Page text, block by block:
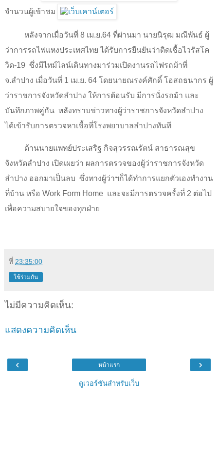
จำนวนผู้เข้าชม
หลังจากเมื่อวันที่ 8 เม.ย.64 ที่ผ่านมา นายนิรุฒ มณีพันธ์ ผู้
ว่าการรถไฟแหงประเทศไทย ได้รับการยืนยันว่าติดเชื้อไวรัสโค
วิด-19 ซึ่งมีไทม์ไลน์เดินทางมาร่วมเปิดงานรถไฟรถม้าที่
จ.ลำปาง เมื่อวันที่ 1 เม.ย. 64 โดยนายณรงค์ศักดิ์ โอสถธนากร ผู้
ว่าราชการจังหวัดลำปาง ให้การต้อนรับ มีการนั่งรถม้า และ
บันทึกภาพคู่กัน หลังทราบข่าวทางผู้ว่าราชการจังหวัดลำปาง
ได้เข้ารับการตรวจหาเชื้อที่โรงพยาบาลลำปางทันที
ด้านนายแพทย์ประเสริฐ กิจสุวรรณรัตน์ สาธารณสุข
จังหวัดลำปาง เปิดเผยว่า ผลการตรวจของผู้ว่าราชการจังหวัด
ลำปาง ออกมาเป็นลบ ซึ่งทางผู้ว่าฯก็ได้ทำการแยกตัวเองทำงาน
ที่บ้าน หรือ Work Form Home และจะมีการตรวจครั้งที่ 2 ต่อไป
เพื่อความสบายใจของทุกฝ่าย
ที่ 23:35:00
ใช้ร่วมกัน
ไม่มีความคิดเห็น:
แสดงความคิดเห็น
‹ ›
หน้าแรก
ดูเวอร์ชันสำหรับเว็บ